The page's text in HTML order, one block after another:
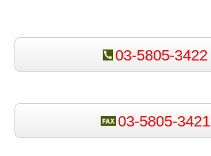
03-5805-3422
03-5805-3421